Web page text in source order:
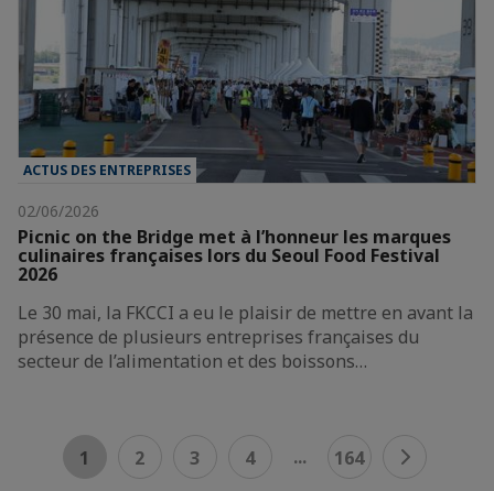
ACTUS DES ENTREPRISES
02/06/2026
Picnic on the Bridge met à l’honneur les marques
culinaires françaises lors du Seoul Food Festival
2026
Le 30 mai, la FKCCI a eu le plaisir de mettre en avant la
présence de plusieurs entreprises françaises du
secteur de l’alimentation et des boissons…
1 2 3 4 ... 164